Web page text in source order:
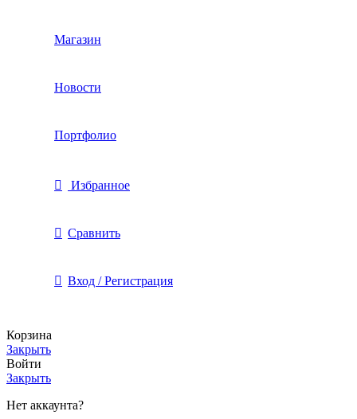
Магазин
Новости
Портфолио
Избранное
Сравнить
Вход / Регистрация
Корзина
Закрыть
Войти
Закрыть
Нет аккаунта?